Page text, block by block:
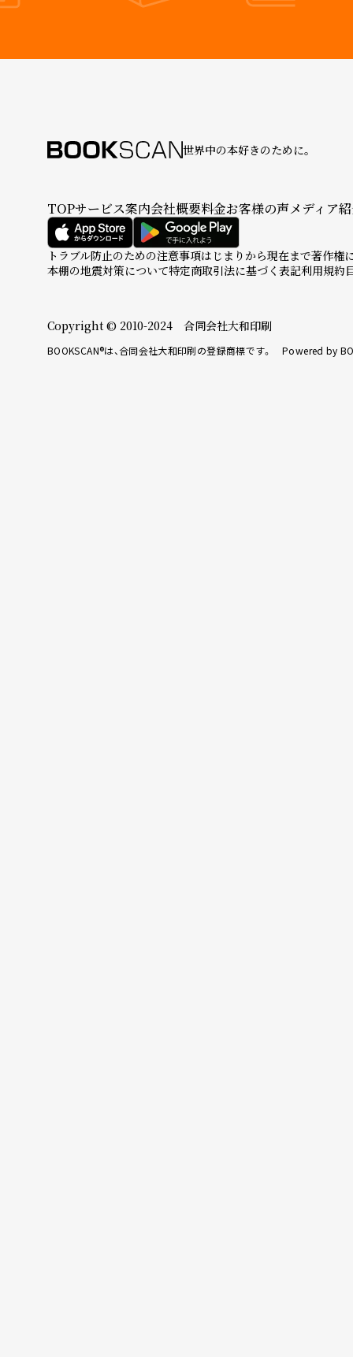
世界中の本好きのために。
TOPサービス案内会社概要料金お客様の声メディア
トラブル防止のための注意事項はじまりから現在まで著作権
本棚の地震対策について特定商取引法に基づく表記利用規約
Copyright © 2010-2024 合同会社大和印刷
BOOKSCAN®は、合同会社大和印刷の登録商標です。 Powered by